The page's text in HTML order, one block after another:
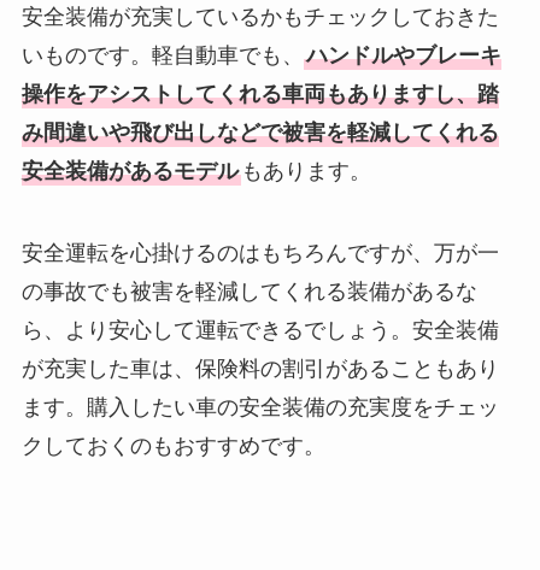
安全装備が充実しているかもチェックしておきた
いものです。軽自動車でも、 ハンドルやブレーキ
操作をアシストしてくれる車両もありますし、踏
み間違いや飛び出しなどで被害を軽減してくれる
安全装備があるモデルもあります。
安全運転を心掛けるのはもちろんですが、万が一
の事故でも被害を軽減してくれる装備があるな
ら、より安心して運転できるでしょう。安全装備
が充実した車は、保険料の割引があることもあり
ます。購入したい車の安全装備の充実度をチェッ
クしておくのもおすすめです。